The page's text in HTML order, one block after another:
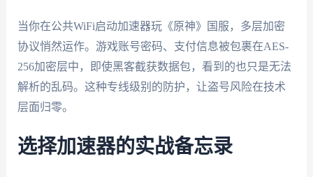
当你在公共WiFi启动加速器玩《原神》国服，多层加密
协议悄然运作。游戏账号密码、支付信息被包裹在AES-
256加密层中，即使黑客截获数据包，看到的也只是无法
解析的乱码。这种专线级别的防护，让盗号风险在技术
层面归零。
选择加速器的实战备忘录